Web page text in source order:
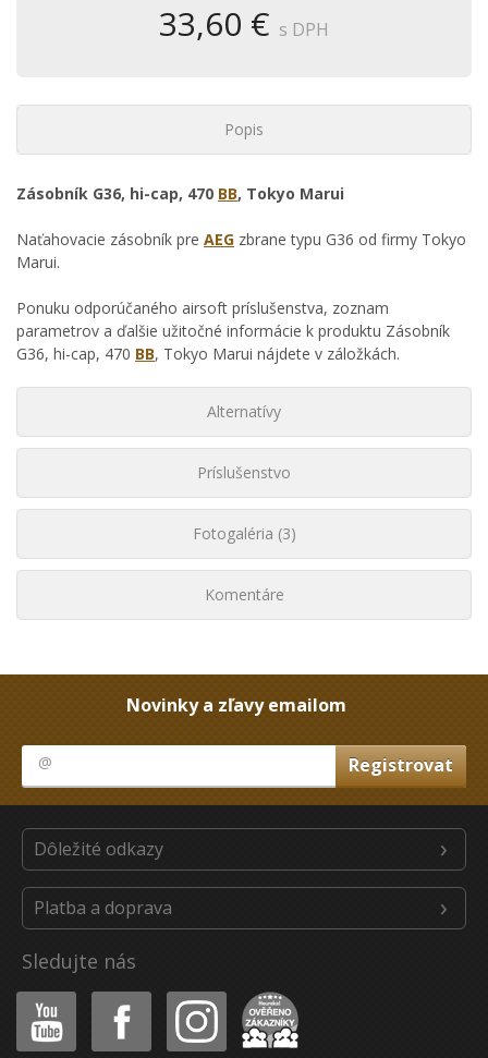
33,60 € s DPH
Popis
Zásobník G36, hi-cap, 470 BB, Tokyo Marui
Naťahovacie zásobník pre AEG zbrane typu G36 od firmy Tokyo
Marui.
Ponuku odporúčaného airsoft príslušenstva, zoznam
parametrov a ďalšie užitočné informácie k produktu Zásobník
G36, hi-cap, 470 BB, Tokyo Marui nájdete v záložkách.
Alternatívy
Príslušenstvo
Fotogaléria (3)
Komentáre
Novinky a zľavy emailom
Dôležité odkazy
Platba a doprava
Sledujte nás
Youtube Facebook Instagram Heureka